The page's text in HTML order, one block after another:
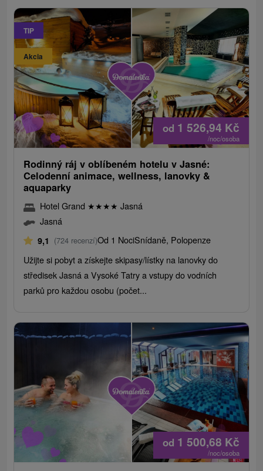
TIP
Akcia
od 1 526,94 Kč
/noc/osoba
Rodinný ráj v oblíbeném hotelu v Jasné:
Celodenní animace, wellness, lanovky &
aquaparky
Hotel Grand ★★★★ Jasná
Jasná
9,1 (724 recenzí)Od 1 NociSnídaně, Polopenze
Užijte si pobyt a získejte skipasy/lístky na lanovky do
středisek Jasná a Vysoké Tatry a vstupy do vodních
parků pro každou osobu (počet...
od 1 500,68 Kč
/noc/osoba